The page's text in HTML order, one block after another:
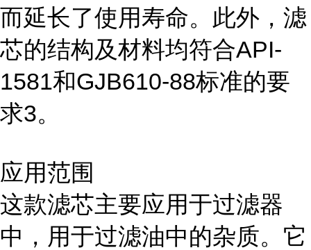
而延长了使用寿命。此外，滤
芯的结构及材料均符合API-
1581和GJB610-88标准的要
求3。
应用范围
这款滤芯主要应用于过滤器
中，用于过滤油中的杂质。它